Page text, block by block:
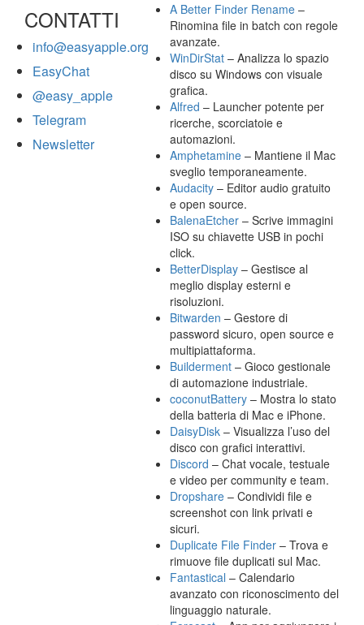
CONTATTI
info@easyapple.org
EasyChat
@easy_apple
Telegram
Newsletter
A Better Finder Rename –
Rinomina file in batch con regole
avanzate.
WinDirStat – Analizza lo spazio
disco su Windows con visuale
grafica.
Alfred – Launcher potente per
ricerche, scorciatoie e
automazioni.
Amphetamine – Mantiene il Mac
sveglio temporaneamente.
Audacity – Editor audio gratuito
e open source.
BalenaEtcher – Scrive immagini
ISO su chiavette USB in pochi
click.
BetterDisplay – Gestisce al
meglio display esterni e
risoluzioni.
Bitwarden – Gestore di
password sicuro, open source e
multipiattaforma.
Builderment – Gioco gestionale
di automazione industriale.
coconutBattery – Mostra lo stato
della batteria di Mac e iPhone.
DaisyDisk – Visualizza l’uso del
disco con grafici interattivi.
Discord – Chat vocale, testuale
e video per community e team.
Dropshare – Condividi file e
screenshot con link privati e
sicuri.
Duplicate File Finder – Trova e
rimuove file duplicati sul Mac.
Fantastical – Calendario
avanzato con riconoscimento del
linguaggio naturale.